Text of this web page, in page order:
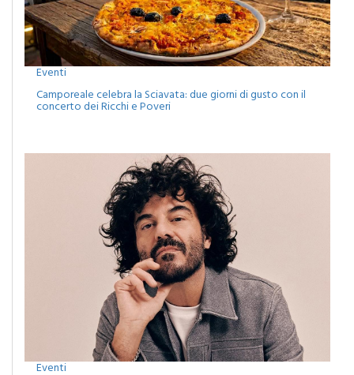
Eventi
Camporeale celebra la Sciavata: due giorni di gusto con il
concerto dei Ricchi e Poveri
Monreale, agosto tra musica, cinema e spettacoli: attesa